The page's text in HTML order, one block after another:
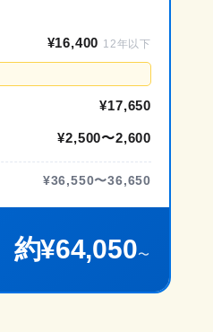
¥16,400 12年以下
¥17,650
¥2,500〜2,600
¥36,550〜36,650
約¥64,050〜